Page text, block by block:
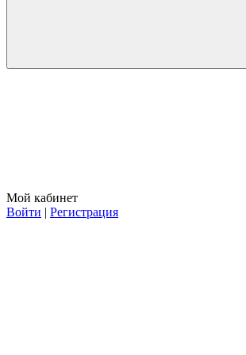
Мой кабинет
Войти | Регистрация